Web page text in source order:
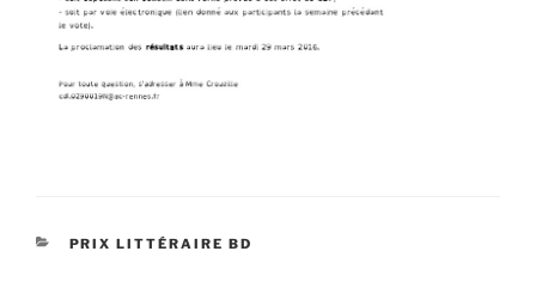
CATÉGORIES
PRIX LITTÉRAIRE BD